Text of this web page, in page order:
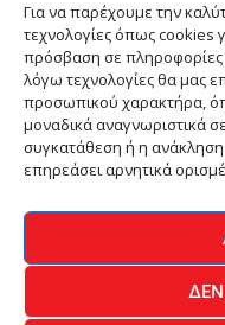
Για να παρέχουμε την
τεχνολογίες όπως cookies
πρόσβαση σε πληροφορίες
λόγω τεχνολογίες θα μας
προσωπικού χαρακτήρα,
μοναδικά αναγνωριστικά
συγκατάθεση ή η
επηρεάσει αρνητικά
ΔικαιούχοςDomain:
Διευθυντής: ΕΥΘΥΜΙΑΤΟΥ
Διαχειριστής:
Δήλωση Συμμόρφωσης